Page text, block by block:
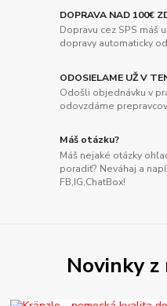
DOPRAVA NAD 100€
Dopravu cez SPS máš
dopravy automaticky
ODOSIELAME UŽ V
Odošli objednávku v
odovzdáme
Máš otázku?
Máš nejaké otázky
poradiť? Neváhaj a
FB,IG,ChatBox!
Novinky